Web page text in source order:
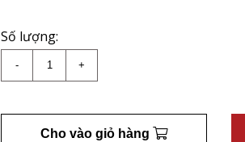
Số lượng:
- Gan ngỗng nguyên buồng Select
+
Cho vào giỏ hàng